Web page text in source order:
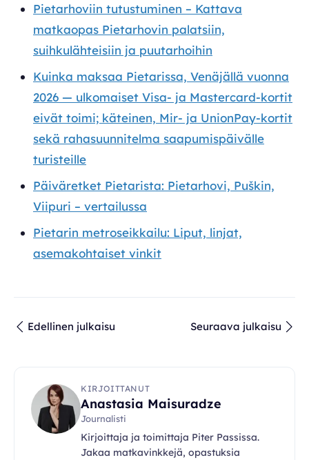
Pietarhoviin tutustuminen – Kattava
matkaopas Pietarhovin palatsiin,
suihkulähteisiin ja puutarhoihin
Kuinka maksaa Pietarissa, Venäjällä vuonna
2026 — ulkomaiset Visa- ja Mastercard-kortit
eivät toimi; käteinen, Mir- ja UnionPay-kortit
sekä rahasuunnitelma saapumispäivälle
turisteille
Päiväretket Pietarista: Pietarhovi, Puškin,
Viipuri – vertailussa
Pietarin metroseikkailu: Liput, linjat,
asemakohtaiset vinkit
Edellinen julkaisu Seuraava julkaisu
KIRJOITTANUT
Anastasia Maisuradze
Journalisti
Kirjoittaja ja toimittaja Piter Passissa.
Jakaa matkavinkkejä, opastuksia